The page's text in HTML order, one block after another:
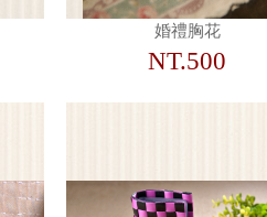
婚禮胸花
NT.500